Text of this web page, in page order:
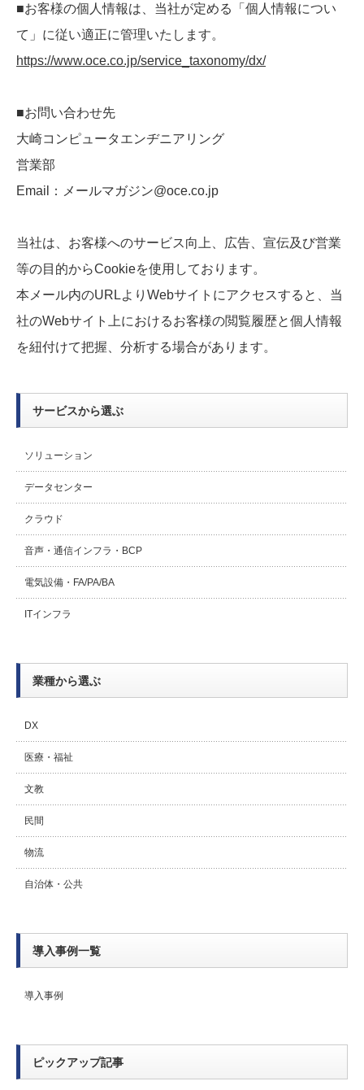
■お客様の個人情報は、当社が定める「個人情報につい
て」に従い適正に管理いたします。
https://www.oce.co.jp/service_taxonomy/dx/
■お問い合わせ先
大崎コンピュータエンヂニアリング
営業部
Email：メールマガジン@oce.co.jp
当社は、お客様へのサービス向上、広告、宣伝及び営業
等の目的からCookieを使用しております。
本メール内のURLよりWebサイトにアクセスすると、当
社のWebサイト上におけるお客様の閲覧履歴と個人情報
を紐付けて把握、分析する場合があります。
サービスから選ぶ
ソリューション
データセンター
クラウド
音声・通信インフラ・BCP
電気設備・FA/PA/BA
ITインフラ
業種から選ぶ
DX
医療・福祉
文教
民間
物流
自治体・公共
導入事例一覧
導入事例
ピックアップ記事